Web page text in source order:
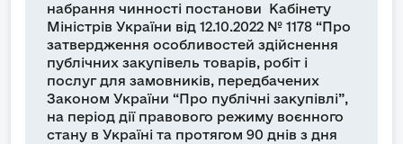
набрання чинності постанови Кабінету
Міністрів України від 12.10.2022 № 1178 “Про
затвердження особливостей здійснення
публічних закупівель товарів, робіт і
послуг для замовників, передбачених
Законом України “Про публічні закупівлі”,
на період дії правового режиму воєнного
стану в Україні та протягом 90 днів з дня